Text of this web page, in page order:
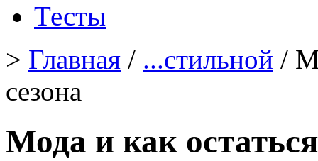
Тесты
> Главная / ...стильной /
сезона
Мода и как